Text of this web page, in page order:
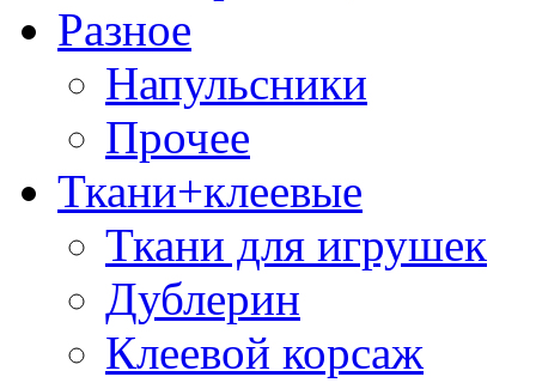
Разное
Напульсники
Прочее
Ткани+клеевые
Ткани для игрушек
Дублерин
Клеевой корсаж